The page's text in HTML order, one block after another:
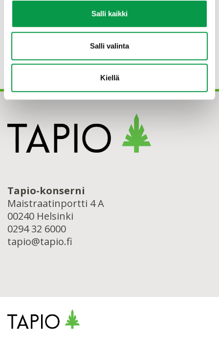
Salli kaikki
Salli valinta
Kiellä
TAHTO-hanke kytkeytyy Kansallisen metsästrategian
päivittämiseen, ja se toteutettiin vuosien 2021-2023
aikana. Hanketta rahoitti maa- ja
metsätalousministeriö. Hanke toteutettiin Tapion,
AFRYn, Luonnonvarakeskuksen, Helsingin yliopiston ja
Jyväskylän yliopiston yhteistyönä.
Tapio-konserni
Maistraatinportti 4 A
00240 Helsinki
0294 32 6000
tapio@tapio.fi